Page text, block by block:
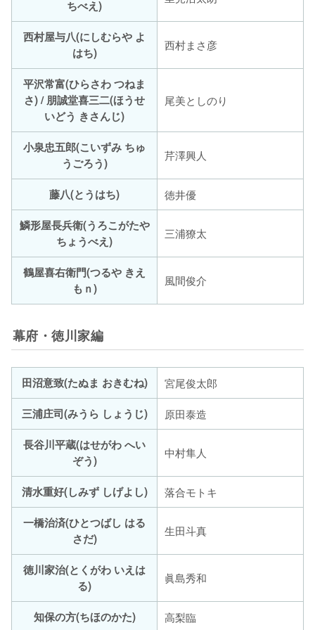
ちべえ)
西村屋与八(にしむらや よ
はち)
西村まさ彦
平沢常富(ひらさわ つねま
さ) / 朋誠堂喜三二(ほうせ
いどう きさんじ)
尾美としのり
小泉忠五郎(こいずみ ちゅ
うごろう)
芹澤興人
藤八(とうはち)
徳井優
鱗形屋長兵衛(うろこがたや
ちょうべえ)
三浦獠太
鶴屋喜右衛門(つるや きえ
もｎ)
風間俊介
幕府・徳川家編
田沼意致(たぬま おきむね)
宮尾俊太郎
三浦庄司(みうら しょうじ)
原田泰造
長谷川平蔵(はせがわ へい
ぞう)
中村隼人
清水重好(しみず しげよし)
落合モトキ
一橋治済(ひとつばし はる
さだ)
生田斗真
徳川家治(とくがわ いえは
る)
眞島秀和
知保の方(ちほのかた) 高梨臨